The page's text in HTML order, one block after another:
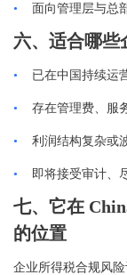
• 面向管理层与总
六、适合哪些
• 已在中国持续运
• 存在管理费、服
• 利润结构复杂或
• 即将接受审计、
七、它在
的位置
企业所得税合规风险